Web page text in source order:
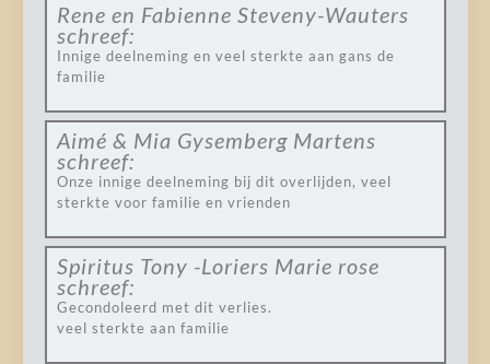
Rene en Fabienne Steveny-Wauters
schreef:
Innige deelneming en veel sterkte aan gans de
familie
Aimé & Mia Gysemberg Martens
schreef:
Onze innige deelneming bij dit overlijden, veel
sterkte voor familie en vrienden
Spiritus Tony -Loriers Marie rose
schreef:
Gecondoleerd met dit verlies.
veel sterkte aan familie